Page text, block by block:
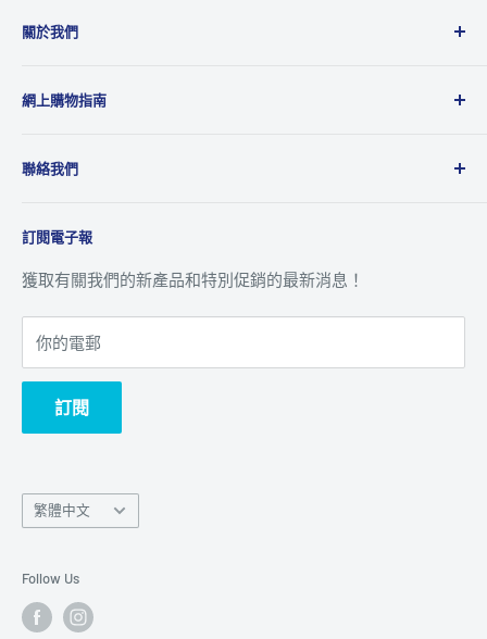
關於我們
商，代理多達20多個國際品牌，產品包括消費性電子產
供全面的銷售、市場推廣及售後服務到香港及澳門地區。
網上購物指南
退貨及退款政策
追蹤訂單
聯絡我們
聯絡我們
客戶服務
訂閱電子報
獲取有關我們的新產品和特別促銷的最新消息！
你的電郵
訂閱
Language
語
繁體中文
Follow Us